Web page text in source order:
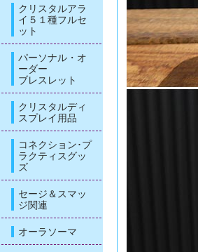
クリスタルアラ
イ５１種フルセ
ット
パーソナル・オ
ーダー
ブレスレット
クリスタルディ
スプレイ用品
コネクション･プ
ラクティスグッ
ズ
セージ＆スマッ
ジ関連
オーラソーマ